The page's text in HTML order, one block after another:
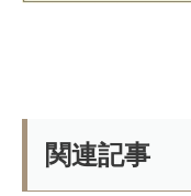
関連記事